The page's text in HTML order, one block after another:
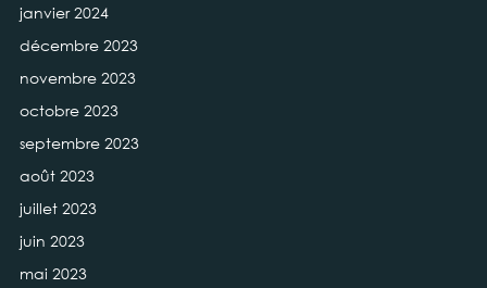
janvier 2024
décembre 2023
novembre 2023
octobre 2023
septembre 2023
août 2023
juillet 2023
juin 2023
mai 2023